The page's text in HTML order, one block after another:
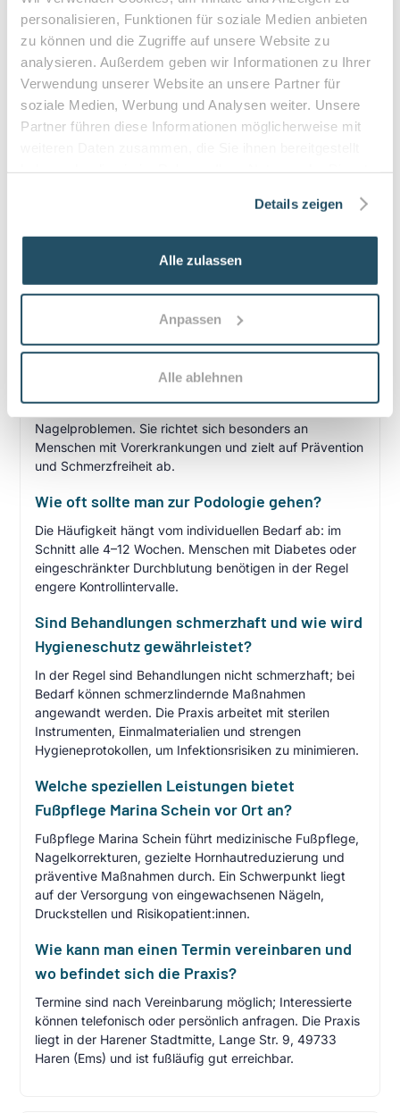
personalisieren, Funktionen für soziale Medien anbieten
zu können und die Zugriffe auf unsere Website zu
analysieren. Außerdem geben wir Informationen zu Ihrer
Verwendung unserer Website an unsere Partner für
soziale Medien, Werbung und Analysen weiter. Unsere
Partner führen diese Informationen möglicherweise mit
Details zeigen
Alle zulassen
Anpassen
Alle ablehnen
Durchblutungsstörungen der Füße
Sensibilitätsstörungen
Zuzahlung & Kosten:
•10% Zuzahlung pro Behandlung (mind. 5€, max. 10€)
•Privatleistungen nach individueller Vereinbarung
Häufige Fragen zum Praxisbesuch
Was versteht man unter medizinischer
Fußpflege?
Medizinische Fußpflege ist eine fachgerechte
Nagelproblemen. Sie richtet sich besonders an
Menschen mit Vorerkrankungen und zielt auf Prävention
und Schmerzfreiheit ab.
Wie oft sollte man zur Podologie gehen?
Die Häufigkeit hängt vom individuellen Bedarf ab: im
Schnitt alle 4–12 Wochen. Menschen mit Diabetes oder
eingeschränkter Durchblutung benötigen in der Regel
engere Kontrollintervalle.
Sind Behandlungen schmerzhaft und wie wird
Hygieneschutz gewährleistet?
In der Regel sind Behandlungen nicht schmerzhaft; bei
Bedarf können schmerzlindernde Maßnahmen
angewandt werden. Die Praxis arbeitet mit sterilen
Instrumenten, Einmalmaterialien und strengen
Hygieneprotokollen, um Infektionsrisiken zu minimieren.
Welche speziellen Leistungen bietet
Fußpflege Marina Schein vor Ort an?
Fußpflege Marina Schein führt medizinische Fußpflege,
Nagelkorrekturen, gezielte Hornhautreduzierung und
präventive Maßnahmen durch. Ein Schwerpunkt liegt
auf der Versorgung von eingewachsenen Nägeln,
Druckstellen und Risikopatient:innen.
Wie kann man einen Termin vereinbaren und
wo befindet sich die Praxis?
Termine sind nach Vereinbarung möglich; Interessierte
können telefonisch oder persönlich anfragen. Die Praxis
liegt in der Harener Stadtmitte, Lange Str. 9, 49733
Haren (Ems) und ist fußläufig gut erreichbar.